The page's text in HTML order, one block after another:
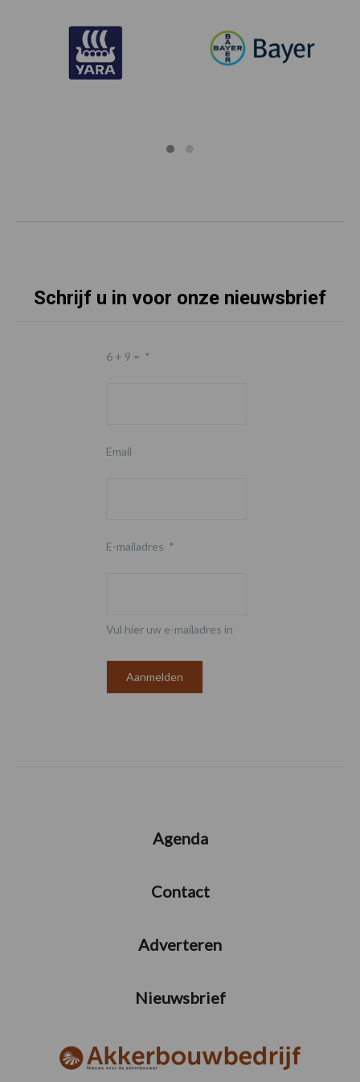
Schrijf u in voor onze nieuwsbrief
6 + 9 = *
Email
E-mailadres *
Vul hier uw e-mailadres in
Agenda
Contact
Adverteren
Nieuwsbrief